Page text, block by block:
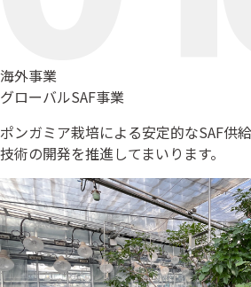
海外事業
グローバルSAF事業
ポンガミア栽培による安定的なSAF供
技術の開発を推進してまいります。